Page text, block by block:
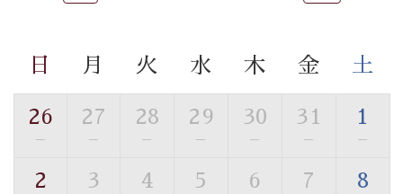
ご了承のほどお願いいたします。
■貸切温泉風呂 （40分2000円）
眺望はございませんが、源泉掛け流しの温泉の質を楽し
む貸切温泉風呂です。ゆったりといやされるプライベー
トな空間をお愉しみください。
日 月 火 水 木 金 土
26
—
27
—
28
—
29
—
30
—
31
—
1
—
2 3 4 5 6 7 8